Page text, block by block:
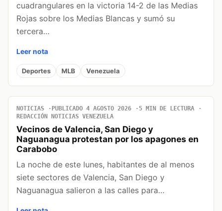
cuadrangulares en la victoria 14-2 de las Medias
Rojas sobre los Medias Blancas y sumó su
tercera…
Leer nota
Deportes MLB Venezuela
NOTICIAS PUBLICADO 4 AGOSTO 2026
5 MIN DE LECTURA
REDACCIÓN NOTICIAS VENEZUELA
Vecinos de Valencia, San Diego y
Naguanagua protestan por los apagones en
Carabobo
La noche de este lunes, habitantes de al menos
siete sectores de Valencia, San Diego y
Naguanagua salieron a las calles para…